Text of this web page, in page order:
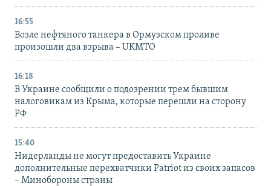
16:55
Возле нефтяного танкера в Ормузском проливе
произошли два взрыва – UKMTO
16:18
В Украине сообщили о подозрении трем бывшим
налоговикам из Крыма, которые перешли на сторону
РФ
15:40
Нидерланды не могут предоставить Украине
дополнительные перехватчики Patriot из своих запасов
– Минобороны страны